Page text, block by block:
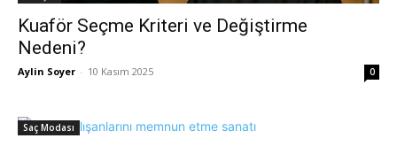
Kuaför Seçme Kriteri ve Değiştirme
Nedeni?
Aylin Soyer - 10 Kasım 2025 0
Saç Modası